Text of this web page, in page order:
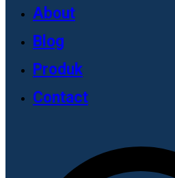
About
Blog
Produk
Contact